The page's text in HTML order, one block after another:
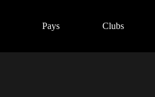
Pays Clubs